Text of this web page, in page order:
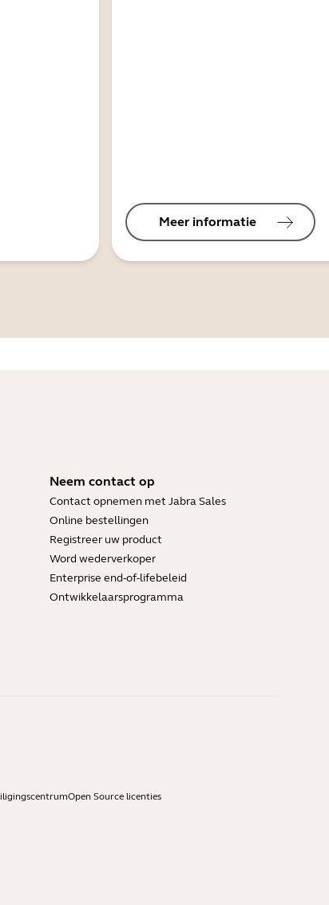
Meer informatie
Neem contact op
Contact opnemen met Jabra Sales
Online bestellingen
Registreer uw product
Word wederverkoper
Enterprise end-of-lifebeleid
Ontwikkelaarsprogramma
Open Source licenties